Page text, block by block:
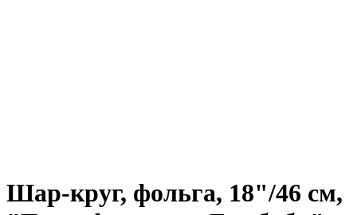
Шар-круг, фольга, 18"/46 см,